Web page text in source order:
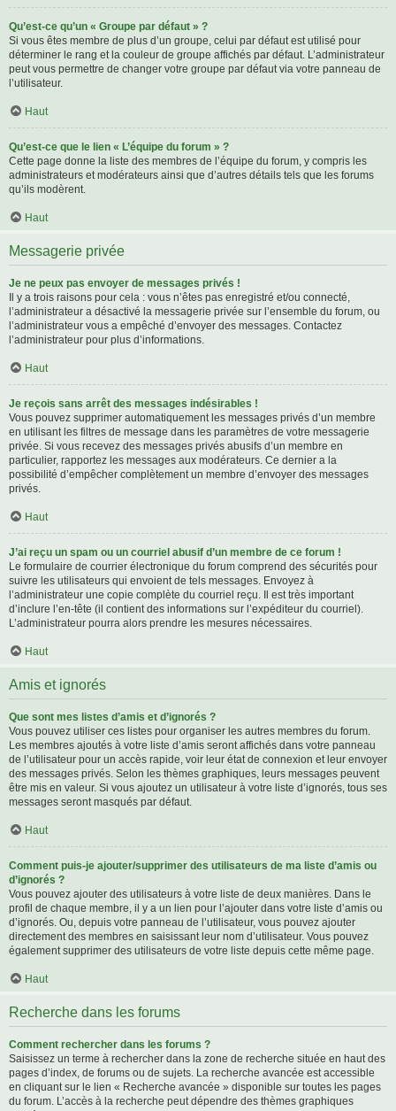
Qu’est-ce qu’un « Groupe par défaut » ?
Si vous êtes membre de plus d’un groupe, celui par défaut est utilisé pour
déterminer le rang et la couleur de groupe affichés par défaut. L’administrateur
peut vous permettre de changer votre groupe par défaut via votre panneau de
l’utilisateur.
Haut
Qu’est-ce que le lien « L’équipe du forum » ?
Cette page donne la liste des membres de l’équipe du forum, y compris les
administrateurs et modérateurs ainsi que d’autres détails tels que les forums
qu’ils modèrent.
Haut
Messagerie privée
Je ne peux pas envoyer de messages privés !
Il y a trois raisons pour cela : vous n’êtes pas enregistré et/ou connecté,
l’administrateur a désactivé la messagerie privée sur l’ensemble du forum, ou
l’administrateur vous a empêché d’envoyer des messages. Contactez
l’administrateur pour plus d’informations.
Haut
Je reçois sans arrêt des messages indésirables !
Vous pouvez supprimer automatiquement les messages privés d’un membre
en utilisant les filtres de message dans les paramètres de votre messagerie
privée. Si vous recevez des messages privés abusifs d’un membre en
particulier, rapportez les messages aux modérateurs. Ce dernier a la
possibilité d’empêcher complètement un membre d’envoyer des messages
privés.
Haut
J’ai reçu un spam ou un courriel abusif d’un membre de ce forum !
Le formulaire de courrier électronique du forum comprend des sécurités pour
suivre les utilisateurs qui envoient de tels messages. Envoyez à
l’administrateur une copie complète du courriel reçu. Il est très important
d’inclure l’en-tête (il contient des informations sur l’expéditeur du courriel).
L’administrateur pourra alors prendre les mesures nécessaires.
Haut
Amis et ignorés
Que sont mes listes d’amis et d’ignorés ?
Vous pouvez utiliser ces listes pour organiser les autres membres du forum.
Les membres ajoutés à votre liste d’amis seront affichés dans votre panneau
de l’utilisateur pour un accès rapide, voir leur état de connexion et leur envoyer
des messages privés. Selon les thèmes graphiques, leurs messages peuvent
être mis en valeur. Si vous ajoutez un utilisateur à votre liste d’ignorés, tous ses
messages seront masqués par défaut.
Haut
Comment puis-je ajouter/supprimer des utilisateurs de ma liste d’amis ou
d’ignorés ?
Vous pouvez ajouter des utilisateurs à votre liste de deux manières. Dans le
profil de chaque membre, il y a un lien pour l’ajouter dans votre liste d’amis ou
d’ignorés. Ou, depuis votre panneau de l’utilisateur, vous pouvez ajouter
directement des membres en saisissant leur nom d’utilisateur. Vous pouvez
également supprimer des utilisateurs de votre liste depuis cette même page.
Haut
Recherche dans les forums
Comment rechercher dans les forums ?
Saisissez un terme à rechercher dans la zone de recherche située en haut des
pages d’index, de forums ou de sujets. La recherche avancée est accessible
en cliquant sur le lien « Recherche avancée » disponible sur toutes les pages
du forum. L’accès à la recherche peut dépendre des thèmes graphiques